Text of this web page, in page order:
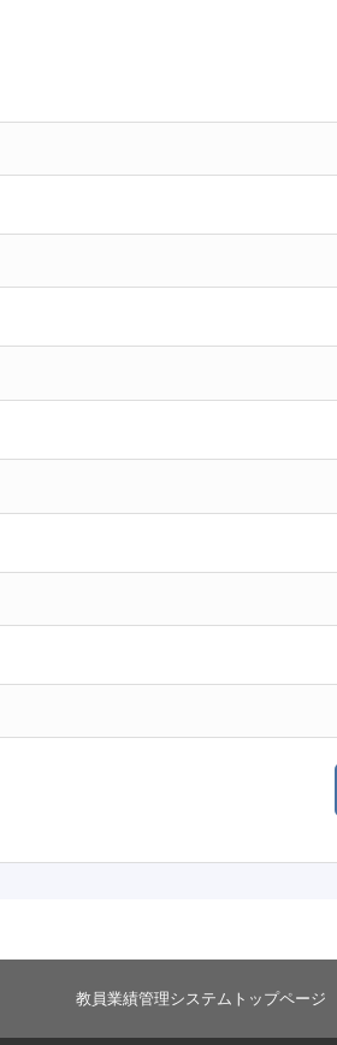
教員業績管理システムトップページ